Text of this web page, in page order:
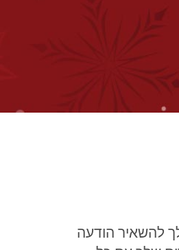
להשאיר הודעה